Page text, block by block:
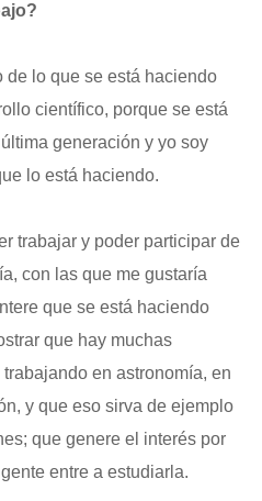
de lo que se está haciendo
científico, porque se está
generación y yo soy
lo está haciendo.
trabajar y poder participar de
con las que me gustaría
que se está haciendo
que hay muchas
en astronomía, en
y que eso sirva de ejemplo
que genere el interés por
entre a estudiarla.